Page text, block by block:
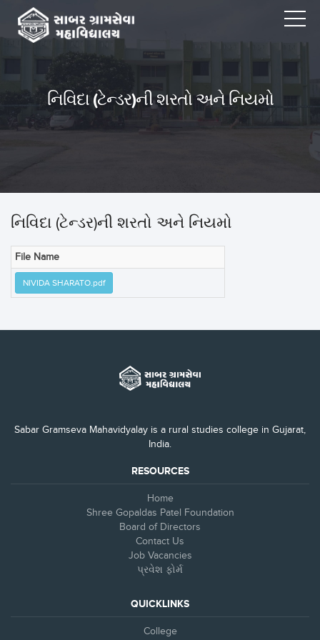
નિવિદા (ટેન્ડર)ની શરતો અને નિયમો
નિવિદા (ટેન્ડર)ની શરતો અને નિયમો
File Name
NIVIDA SHARATO.pdf
Sabar Gramseva Mahavidyalay is a rural studies college in Gujarat,
India.
RESOURCES
Home
Shree Gopaldas Patel Foundation
Board of Directors
Contact Us
Job Vacancies
પ્રવેશ ફોર્મ
QUICKLINKS
College